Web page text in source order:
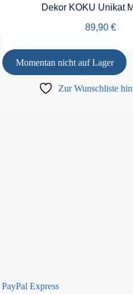
Dekor KOKU Unikat
89,90 €
Momentan nicht auf Lager
Zur Wunschliste